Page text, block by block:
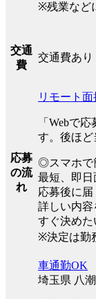
※残業など
交通
費
交通費あり
応募
の流
れ
リモート
「Webで
す。後ほど
◎スマホで
最短、即日
応募後に届
詳しい内容
すぐ決めた
※決定は勤
車通勤OK
埼玉県 八